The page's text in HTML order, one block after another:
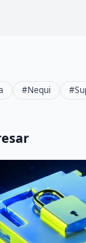
#Nequi